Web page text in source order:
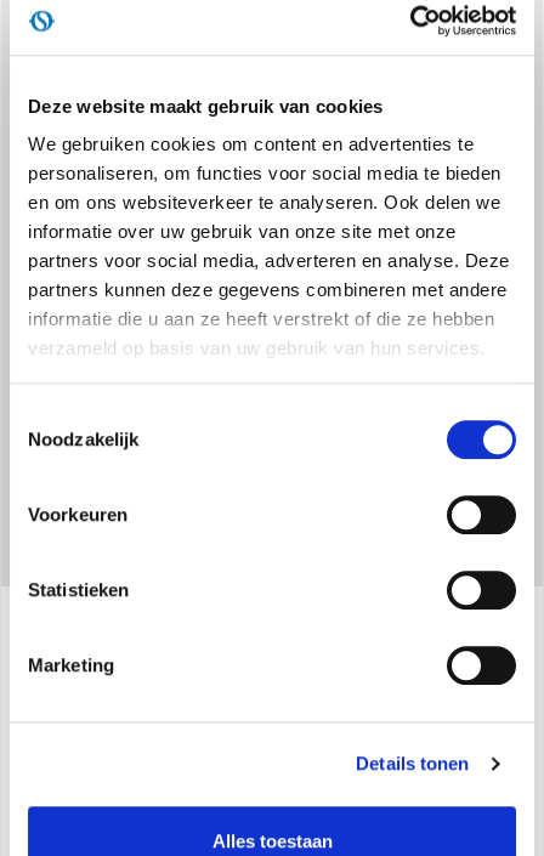
Deze website maakt gebruik van cookies
We gebruiken cookies om content en advertenties te
personaliseren, om functies voor social media te bieden
en om ons websiteverkeer te analyseren. Ook delen we
informatie over uw gebruik van onze site met onze
partners voor social media, adverteren en analyse. Deze
partners kunnen deze gegevens combineren met andere
informatie die u aan ze heeft verstrekt of die ze hebben
verzameld op basis van uw gebruik van hun services.
Noodzakelijk
Voorkeuren
Statistieken
Marketing
Details tonen
Alles toestaan
Voor de instelling van de automatische inschakeling als de
DUBBEL GEBRUIK
Tafel- of vloermodel, dankzij de toevoeging van de vier
bijgeleverde voetjes.
Specificaties
vermogensniveaus:900 W - 1.800 W